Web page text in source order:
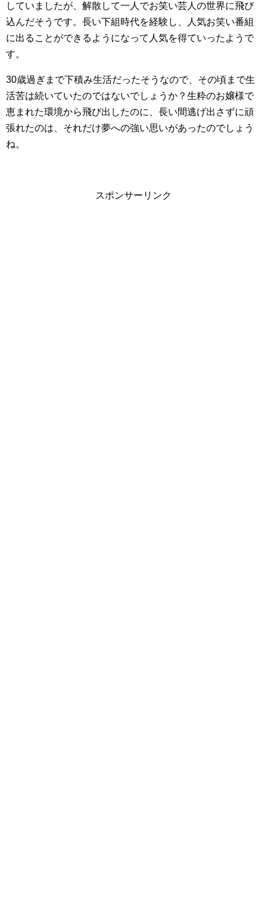
していましたが、解散して一人でお笑い芸人の世界に飛び
込んだそうです。長い下組時代を経験し、人気お笑い番組
に出ることができるようになって人気を得ていったようで
す。
30歳過ぎまで下積み生活だったそうなので、その頃まで生
活苦は続いていたのではないでしょうか？生粋のお嬢様で
恵まれた環境から飛び出したのに、長い間逃げ出さずに頑
張れたのは、それだけ夢への強い思いがあったのでしょう
ね。
スポンサーリンク